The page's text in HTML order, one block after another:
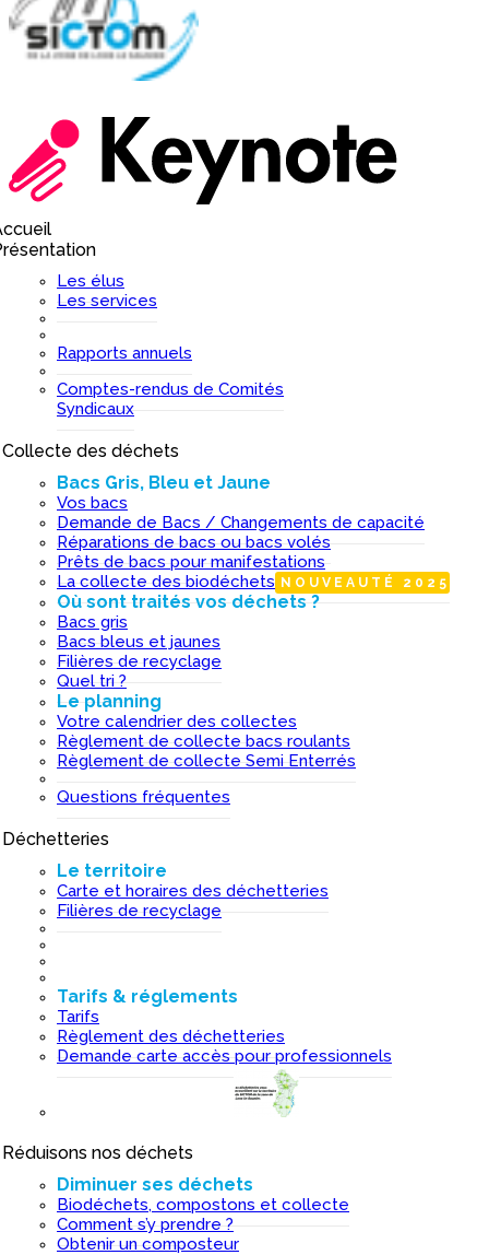
Les élus
Les services
Rapports annuels
Comptes-rendus de Comités
Syndicaux
Collecte des déchets
Bacs Gris, Bleu et Jaune
Vos bacs
Demande de Bacs / Changements de capacité
Réparations de bacs ou bacs volés
Prêts de bacs pour manifestations
La collecte des biodéchets NOUVEAUTÉ 2025
Où sont traités vos déchets ?
Bacs gris
Bacs bleus et jaunes
Filières de recyclage
Quel tri ?
Le planning
Votre calendrier des collectes
Règlement de collecte bacs roulants
Règlement de collecte Semi Enterrés
Questions fréquentes
Déchetteries
Le territoire
Carte et horaires des déchetteries
Filières de recyclage
Tarifs & réglements
Tarifs
Règlement des déchetteries
Demande carte accès pour professionnels
Réduisons nos déchets
Diminuer ses déchets
Biodéchets, compostons et collecte
Comment s’y prendre ?
Obtenir un composteur